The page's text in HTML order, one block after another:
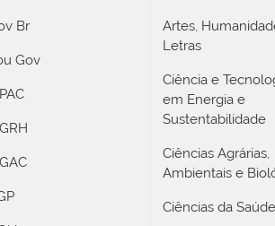
Br
Gov
Artes,
Letras
Ciência e
em Energia e
Sustentabilidade
Ciências Agrárias,
Ambientais e
Ciências da Saúde